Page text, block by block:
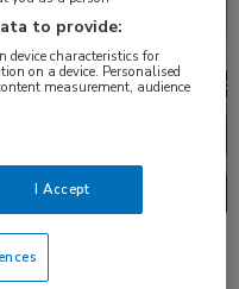
na
bij
to provide:
device characteristics for
on a device. Personalised
measurement, audience
I Accept